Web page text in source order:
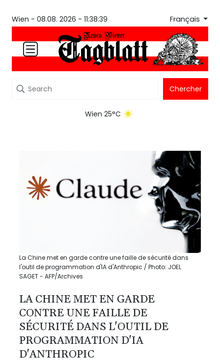
Wien - 08.08. 2026 - 11:38:39 Français
Chercher
Wien 25°C
La Chine met en garde contre une faille de sécurité dans
l'outil de programmation d'IA d'Anthropic / Photo: JOEL
SAGET - AFP/Archives
LA CHINE MET EN GARDE
CONTRE UNE FAILLE DE
SÉCURITÉ DANS L'OUTIL DE
PROGRAMMATION D'IA
D'ANTHROPIC